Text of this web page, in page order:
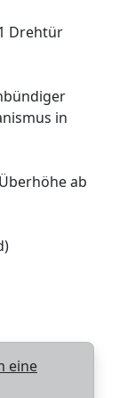
Drehtür
in
ab
eine